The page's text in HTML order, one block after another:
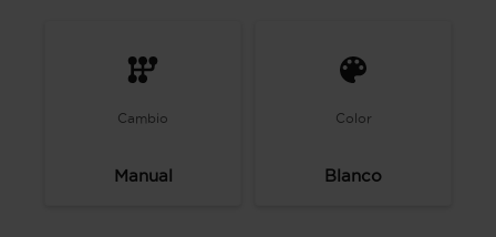
Cambio
Manual
Color
Blanco